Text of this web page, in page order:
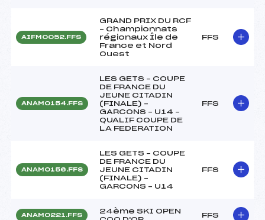
AIFM0052.FFS
GRAND PRIX DU RCF
– Championnats
régionaux Île de
France et Nord
Ouest
FFS
ANAM0154.FFS
LES GETS – COUPE
DE FRANCE DU
JEUNE CITADIN
(FINALE) –
GARCONS – U14 –
QUALIF COUPE DE
LA FEDERATION
FFS
ANAM0156.FFS
LES GETS – COUPE
DE FRANCE DU
JEUNE CITADIN
(FINALE) –
GARCONS – U14
FFS
ANAM0221.FFS
24ème SKI OPEN
FFS